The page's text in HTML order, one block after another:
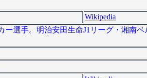
Wikipedia
選手。明治安田生命J1リーグ・湘南